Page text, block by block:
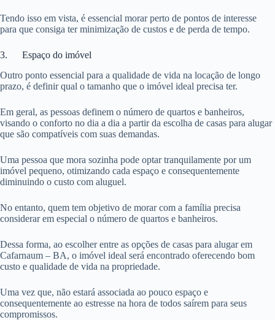
Tendo isso em vista, é essencial morar perto de pontos de interesse
para que consiga ter minimização de custos e de perda de tempo.
3. Espaço do imóvel
Outro ponto essencial para a qualidade de vida na locação de longo
prazo, é definir qual o tamanho que o imóvel ideal precisa ter.
Em geral, as pessoas definem o número de quartos e banheiros,
visando o conforto no dia a dia a partir da escolha de casas para alugar
que são compatíveis com suas demandas.
Uma pessoa que mora sozinha pode optar tranquilamente por um
imóvel pequeno, otimizando cada espaço e consequentemente
diminuindo o custo com aluguel.
No entanto, quem tem objetivo de morar com a família precisa
considerar em especial o número de quartos e banheiros.
Dessa forma, ao escolher entre as opções de casas para alugar em
Cafarnaum – BA, o imóvel ideal será encontrado oferecendo bom
custo e qualidade de vida na propriedade.
Uma vez que, não estará associada ao pouco espaço e
consequentemente ao estresse na hora de todos saírem para seus
compromissos.